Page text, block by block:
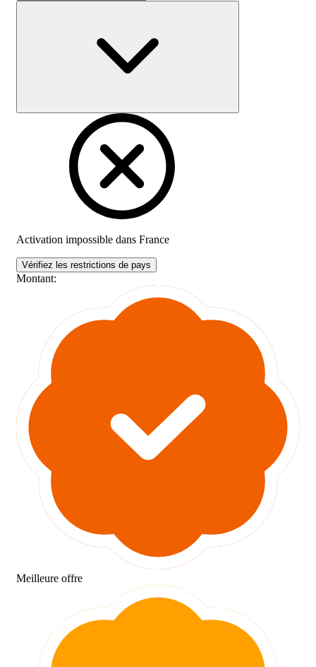
Activation impossible dans France
Vérifiez les restrictions de pays
Montant:
Meilleure offre